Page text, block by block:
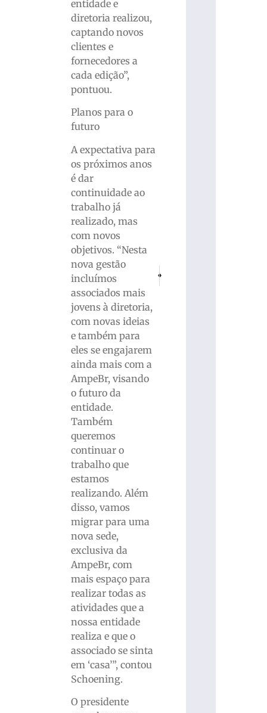
entidade e
diretoria realizou,
captando novos
clientes e
fornecedores a
cada edição”,
pontuou.
Planos para o
futuro
A expectativa para
os próximos anos
é dar
continuidade ao
trabalho já
realizado, mas
com novos
objetivos. “Nesta
nova gestão
incluímos
associados mais
jovens à diretoria,
com novas ideias
e também para
eles se engajarem
ainda mais com a
AmpeBr, visando
o futuro da
entidade.
Também
queremos
continuar o
trabalho que
estamos
realizando. Além
disso, vamos
migrar para uma
nova sede,
exclusiva da
AmpeBr, com
mais espaço para
realizar todas as
atividades que a
nossa entidade
realiza e que o
associado se sinta
em ‘casa’”, contou
Schoening.
O presidente